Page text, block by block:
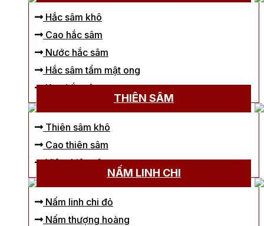
Hắc sâm khô
Cao hắc sâm
Nước hắc sâm
Hắc sâm tẩm mật ong
Kẹo hắc sâm
THIÊN SÂM
Thiên sâm khô
Cao thiên sâm
Viên thiên sâm
NẤM LINH CHI
Nấm linh chi đỏ
Nấm thượng hoàng